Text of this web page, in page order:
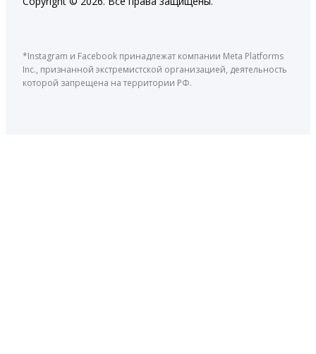
*Instagram и Facebook принадлежат компании Meta Platforms
Inc., признанной экстремистской организацией, деятельность
которой запрещена на территории РФ.